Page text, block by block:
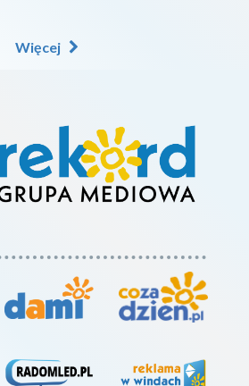
Więcej